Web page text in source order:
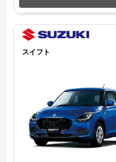
スイフト